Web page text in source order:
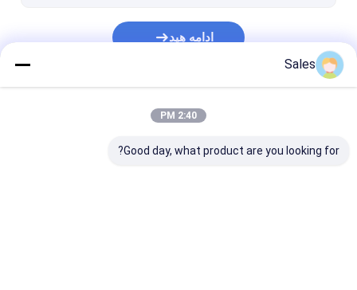
ویفر سیلیکونی
ادامه هید
Sales
2:40 PM
Good day, what product are you looking for?